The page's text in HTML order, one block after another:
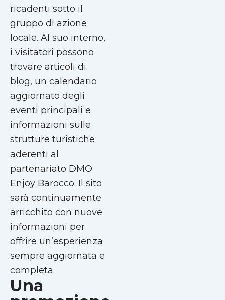
ricadenti sotto il
gruppo di azione
locale. Al suo interno,
i visitatori possono
trovare articoli di
blog, un calendario
aggiornato degli
eventi principali e
informazioni sulle
strutture turistiche
aderenti al
partenariato DMO
Enjoy Barocco. Il sito
sarà continuamente
arricchito con nuove
informazioni per
offrire un’esperienza
sempre aggiornata e
completa.
Una